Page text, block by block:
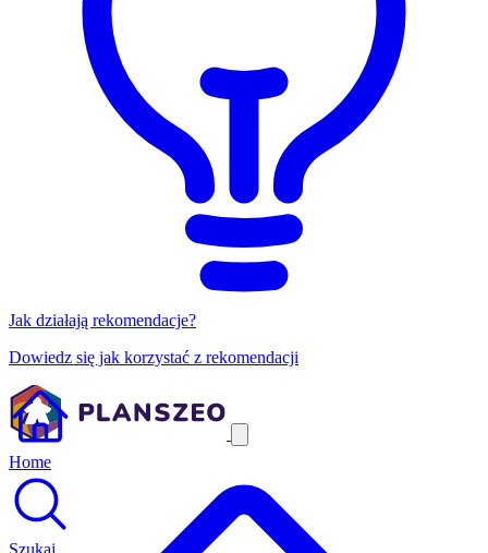
Jak działają rekomendacje?
Dowiedz się jak korzystać z rekomendacji
Home
Szukaj